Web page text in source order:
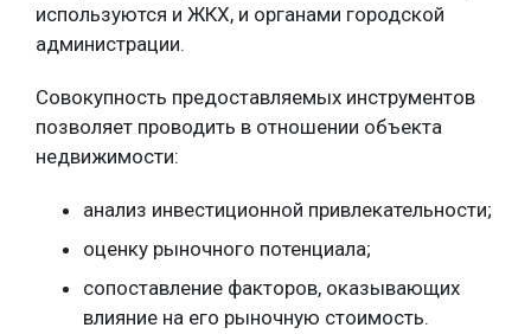
используются и ЖКХ, и органами городской
администрации.
Совокупность предоставляемых инструментов
позволяет проводить в отношении объекта
недвижимости:
анализ инвестиционной привлекательности;
оценку рыночного потенциала;
сопоставление факторов, оказывающих
влияние на его рыночную стоимость.